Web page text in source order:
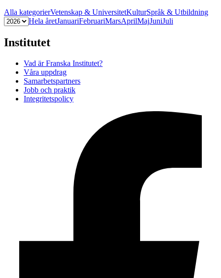
Alla kategorierVetenskap & UniversitetKulturSpråk & Utbildning
Hela åretJanuariFebruariMarsAprilMajJuniJuli
Institutet
Vad är Franska Institutet?
Våra uppdrag
Samarbetspartners
Jobb och praktik
Integritetspolicy